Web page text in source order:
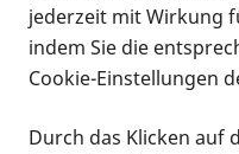
Infomaterial
Infomaterial
Vorlesen
jederzeit mit Wirkung
indem Sie die
Cookie-Einstellungen
Durch das Klicken auf